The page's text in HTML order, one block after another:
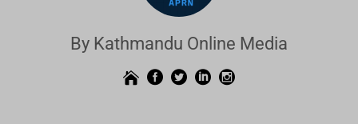
By Kathmandu Online Media